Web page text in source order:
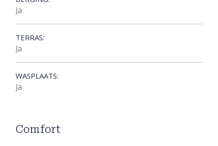
Ja
TERRAS:
Ja
WASPLAATS:
Ja
Comfort